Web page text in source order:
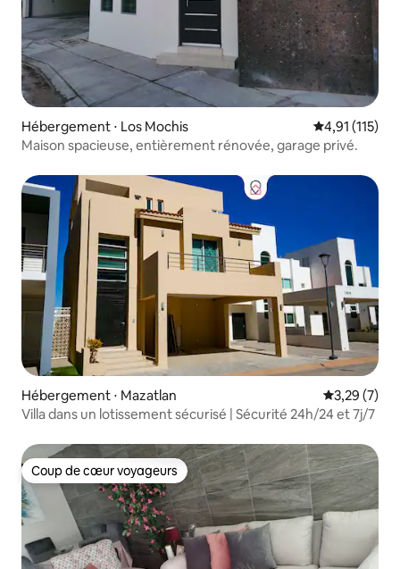
Hébergement ⋅ Los Mochis Évaluation
4,91 (115)
Maison spacieuse, entièrement rénovée, garage privé.
Hébergement ⋅ Mazatlan Évaluation
3,29 (7)
Villa dans un lotissement sécurisé | Sécurité 24h/24 et 7j/7
Coup de cœur voyageurs
Coup de cœur voyageurs